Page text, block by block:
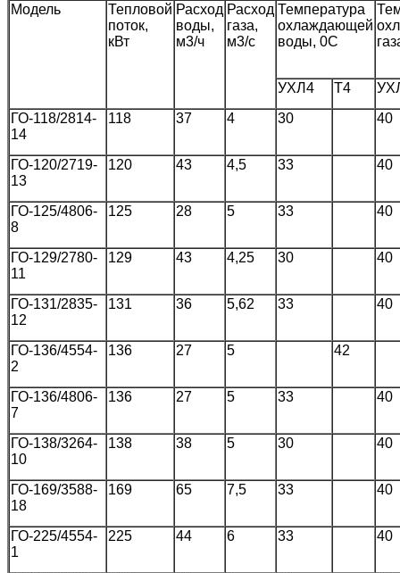
Модель
Тепловой
поток,
кВт
Расход
воды,
м3/ч
Расход
газа,
м3/с
Температура
охлаждающей
воды, 0С
УХЛ4 Т4
ГО-118/2814-
14
118 37 4 30 40
ГО-120/2719-
13
120 43 4,5 33 40
ГО-125/4806-
8
125 28 5 33 40
ГО-129/2780-
11
129 43 4,25 30 40
ГО-131/2835-
12
131 36 5,62 33 40
ГО-136/4554-
2
136 27 5 42
ГО-136/4806-
7
136 27 5 33 40
ГО-138/3264-
10
138 38 5 30 40
ГО-169/3588-
18
169 65 7,5 33 40
ГО-225/4554-
1
225 44 6 33 40